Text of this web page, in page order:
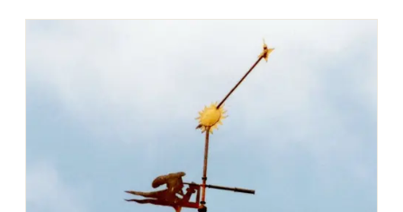
Nuit des Musées dans le Bas-Rhin
Nuit des Musées en Alsace